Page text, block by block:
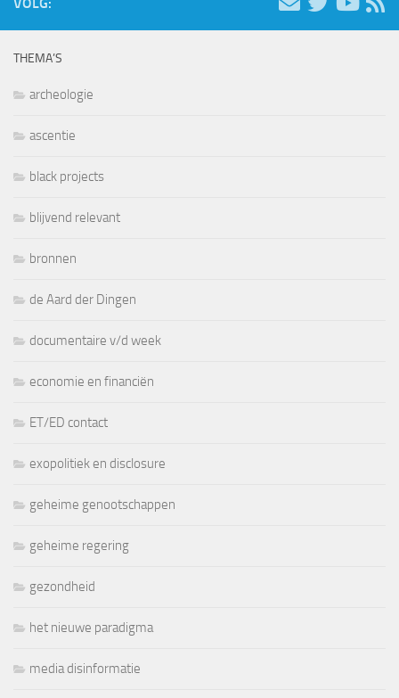
THEMA’S
archeologie
ascentie
black projects
blijvend relevant
bronnen
de Aard der Dingen
documentaire v/d week
economie en financiën
ET/ED contact
exopolitiek en disclosure
geheime genootschappen
geheime regering
gezondheid
het nieuwe paradigma
media disinformatie